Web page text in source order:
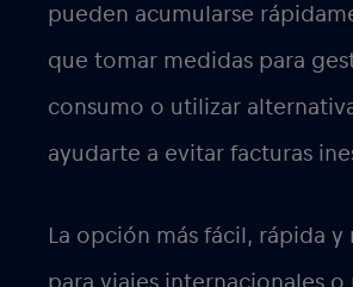
pueden acumularse
que tomar medidas para
consumo o utilizar
ayudarte a evitar facturas
La opción más fácil, rápida y